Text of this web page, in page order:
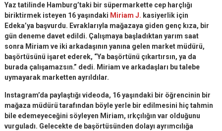
Yaz tatilinde Hamburg’taki bir süpermarkette cep harçlığı
biriktirmek isteyen 16 yaşındaki Miriam J. kasiyerlik için
Edeka’ya başvurdu. Evraklarıyla mağazaya giden genç kıza, bir
gün deneme davet edildi. Çalışmaya başladıktan yarım saat
sonra Miriam ve iki arkadaşının yanına gelen market müdürü,
başörtüsünü işaret ederek, “Ya başörtünü çıkartırsın, ya da
burada çalışamazsın.” dedi. Miriam ve arkadaşları bu talebe
uymayarak marketten ayrıldılar.
Instagram’da paylaştığı videoda, 16 yaşındaki bir öğrencinin bir
mağaza müdürü tarafından böyle yerle bir edilmesini hiç tahmin
bile edemeyeceğini söyleyen Miriam, ırkçılığın var olduğunu
vurguladı. Gelecekte de başörtüsünden dolayı ayrımcılığa